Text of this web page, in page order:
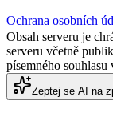
Ochrana osobních
Obsah serveru je
serveru včetně
písemného souhlasu
Zeptej se AI na